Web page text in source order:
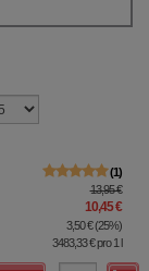
1
13,95 €
10,45 €
3,50 €(25%)
3483,33 €pro 1 l